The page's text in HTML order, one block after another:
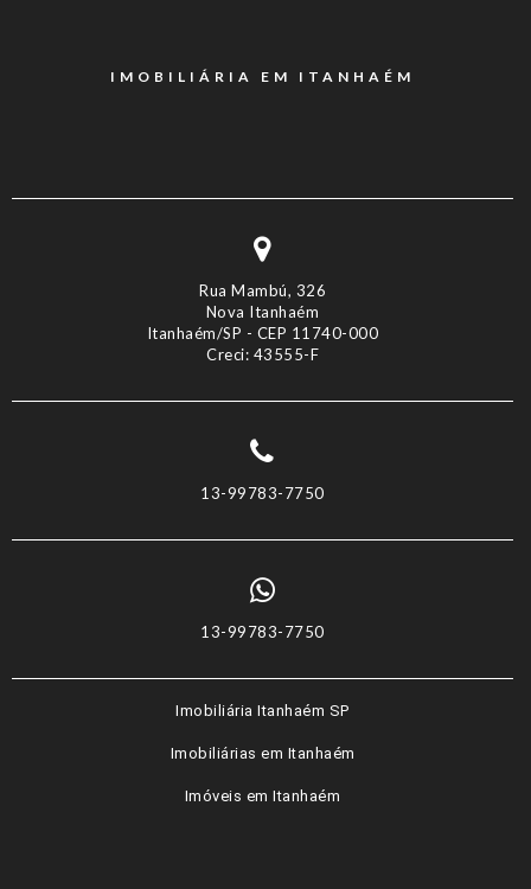
IMOBILIÁRIA EM ITANHAÉM
Rua Mambú, 326
Nova Itanhaém
Itanhaém/SP - CEP 11740-000
Creci: 43555-F
13-99783-7750
13-99783-7750
Imobiliária Itanhaém SP
Imobiliárias em Itanhaém
Imóveis em Itanhaém